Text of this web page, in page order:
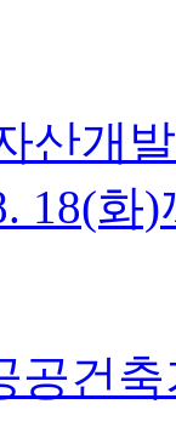
산개
18(화
공건